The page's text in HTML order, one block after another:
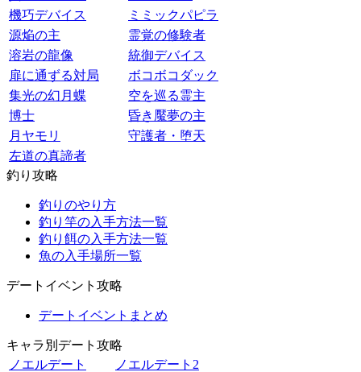
機巧デバイス
ミミックパピラ
源焔の主
霊覚の修験者
溶岩の龍像
統御デバイス
扉に通ずる対局
ボコボコダック
集光の幻月蝶
空を巡る霊主
博士
昏き魘夢の主
月ヤモリ
守護者・堕天
左道の真諦者
釣り攻略
釣りのやり方
釣り竿の入手方法一覧
釣り餌の入手方法一覧
魚の入手場所一覧
デートイベント攻略
デートイベントまとめ
キャラ別デート攻略
ノエルデート
ノエルデート2